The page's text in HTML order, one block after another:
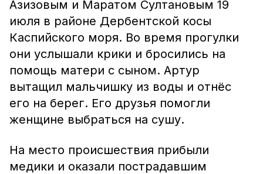
Азизовым и Маратом Султановым 19
июля в районе Дербентской косы
Каспийского моря. Во время прогулки
они услышали крики и бросились на
помощь матери с сыном. Артур
вытащил мальчишку из воды и отнёс
его на берег. Его друзья помогли
женщине выбраться на сушу.
На место происшествия прибыли
медики и оказали пострадавшим